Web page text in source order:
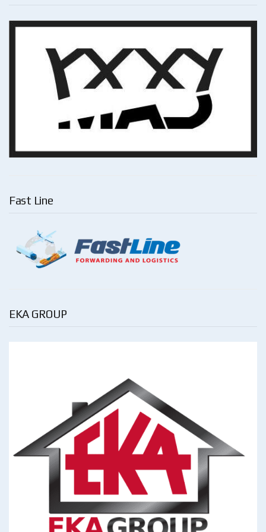
Fast Line
EKA GROUP